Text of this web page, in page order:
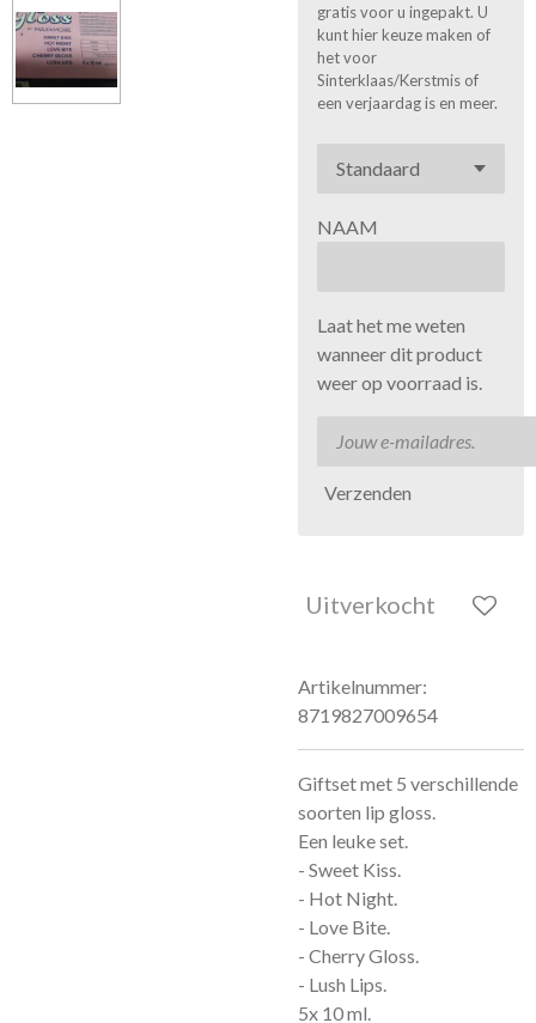
gratis voor u ingepakt. U
kunt hier keuze maken of
het voor
Sinterklaas/Kerstmis of
een verjaardag is en meer.
NAAM
Laat het me weten
wanneer dit product
weer op voorraad is.
Verzenden
Uitverkocht
Artikelnummer:
8719827009654
Giftset met 5 verschillende
soorten lip gloss.
Een leuke set.
- Sweet Kiss.
- Hot Night.
- Love Bite.
- Cherry Gloss.
- Lush Lips.
5x 10 ml.